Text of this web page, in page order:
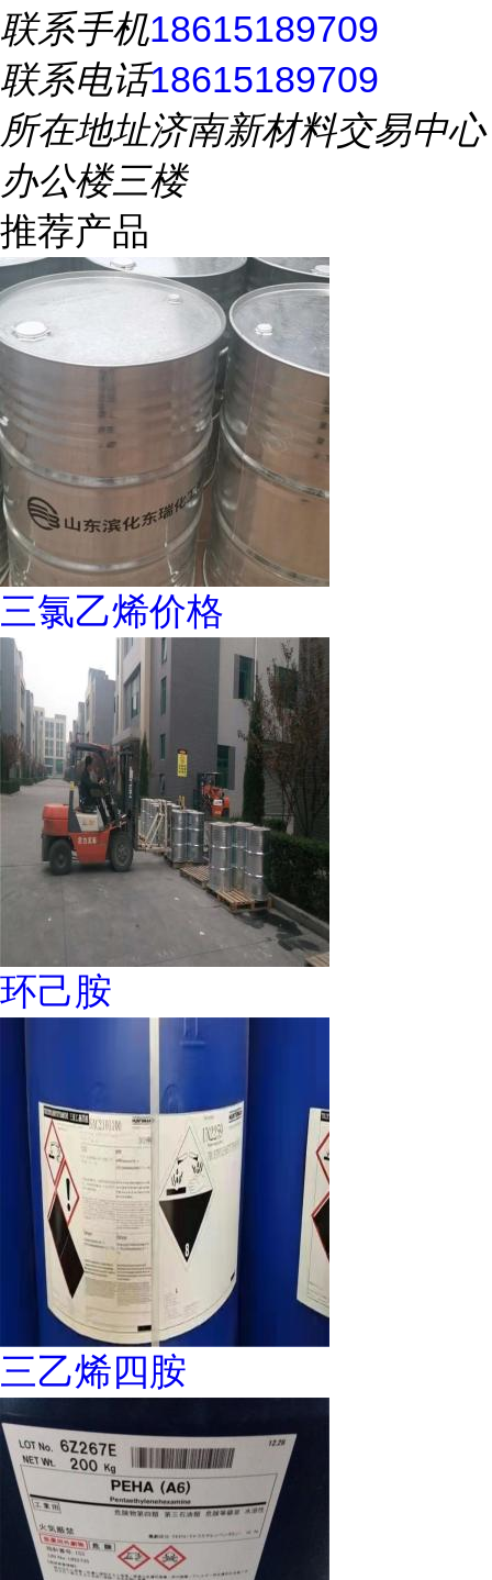
联系手机18615189709
联系电话18615189709
所在地址济南新材料交易中心
办公楼三楼
推荐产品
三氯乙烯价格
环己胺
三乙烯四胺